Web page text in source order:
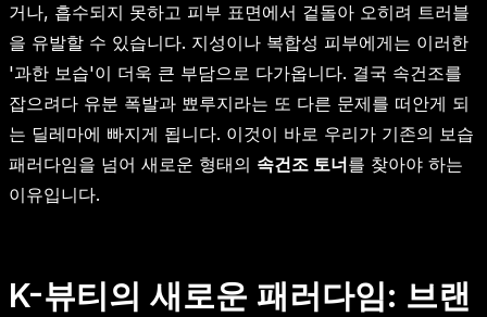
거나, 흡수되지 못하고 피부 표면에서 겉돌아 오히려 트러블
을 유발할 수 있습니다. 지성이나 복합성 피부에게는 이러한
'과한 보습'이 더욱 큰 부담으로 다가옵니다. 결국 속건조를
잡으려다 유분 폭발과 뾰루지라는 또 다른 문제를 떠안게 되
는 딜레마에 빠지게 됩니다. 이것이 바로 우리가 기존의 보습
패러다임을 넘어 새로운 형태의 속건조 토너를 찾아야 하는
이유입니다.
K-뷰티의 새로운 패러다임: 브랜